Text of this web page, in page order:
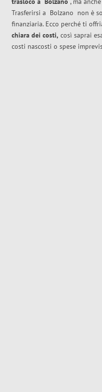
Trasferirsi a Bolzano non è
finanziaria. Ecco perché ti
chiara dei costi, così saprai
costi nascosti o spese